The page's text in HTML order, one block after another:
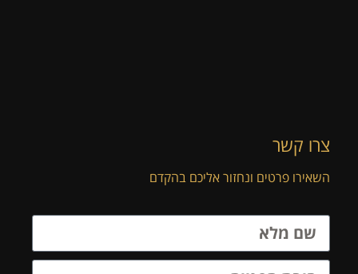
צרו קשר
השאירו פרטים ונחזור אליכם בהקדם